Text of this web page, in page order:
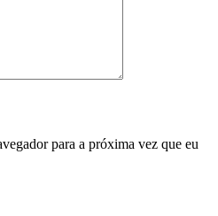
para a próxima vez que eu